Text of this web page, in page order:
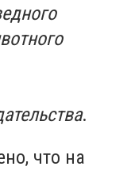
.
что на